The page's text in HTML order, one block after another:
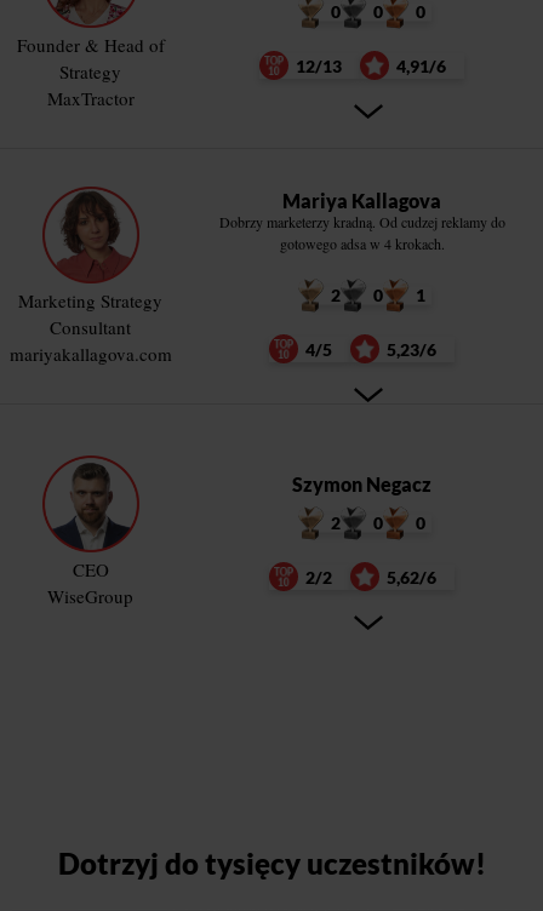
Founder & Head of
Strategy
MaxTractor
0 0 0
12/13 4,91/6
Marketing Strategy
Consultant
mariyakallagova.com
Mariya Kallagova
Dobrzy marketerzy kradną. Od cudzej reklamy do
gotowego adsa w 4 krokach.
2 0 1
4/5 5,23/6
CEO
WiseGroup
Szymon Negacz
2 0 0
2/2 5,62/6
Dotrzyj do tysięcy uczestników!